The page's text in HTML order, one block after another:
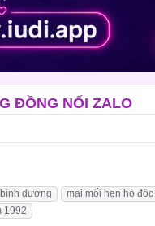
CLB ĐỘC THÂN
dương
mai mối hẹn hò
1992